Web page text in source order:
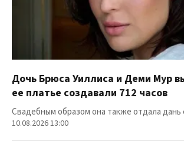
Дочь Брюса Уиллиса и Деми Мур
ее платье создавали 712 часов
Свадебным образом она также отдала
10.08.2026 13:00